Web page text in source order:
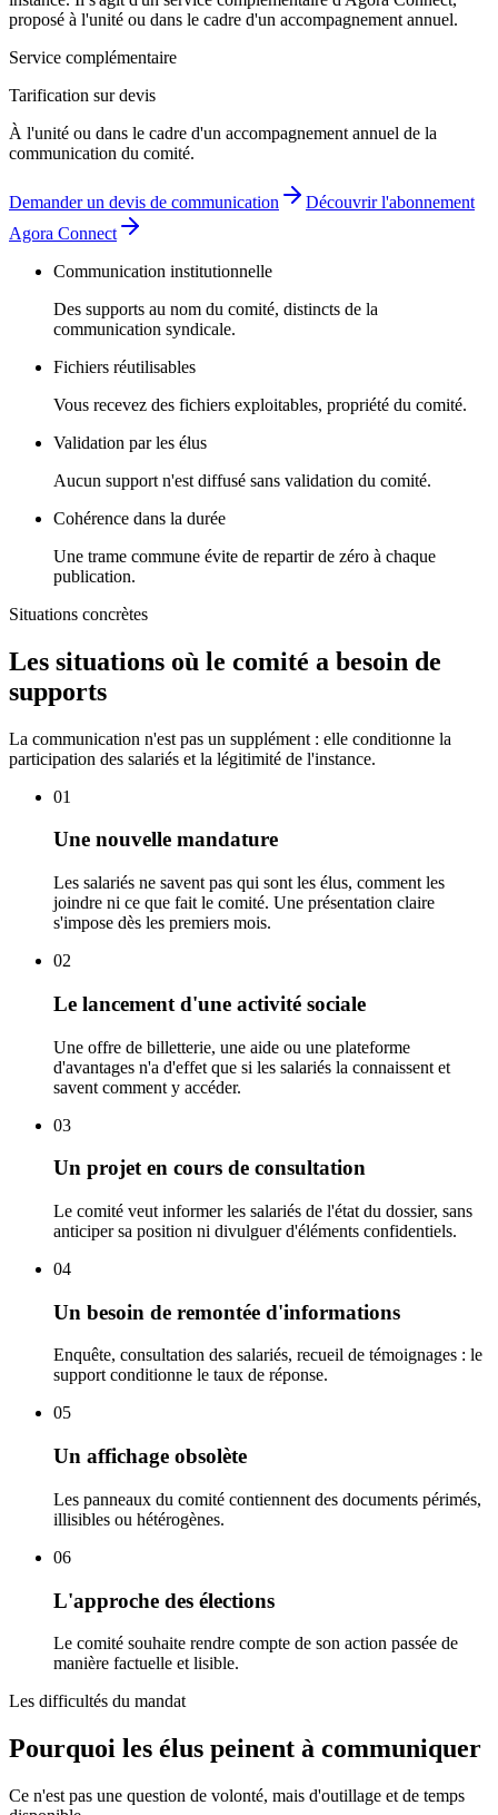
proposé à l'unité ou dans le cadre d'un accompagnement annuel.
Service complémentaire
Tarification sur devis
À l'unité ou dans le cadre d'un accompagnement annuel de la
communication du comité.
Demander un devis de communication
Découvrir l'abonnement
Agora Connect
Communication institutionnelle
Des supports au nom du comité, distincts de la
communication syndicale.
Fichiers réutilisables
Vous recevez des fichiers exploitables, propriété du comité.
Validation par les élus
Aucun support n'est diffusé sans validation du comité.
Cohérence dans la durée
Une trame commune évite de repartir de zéro à chaque
publication.
Situations concrètes
Les situations où le comité a besoin de
supports
La communication n'est pas un supplément : elle conditionne la
participation des salariés et la légitimité de l'instance.
01
Une nouvelle mandature
Les salariés ne savent pas qui sont les élus, comment les
joindre ni ce que fait le comité. Une présentation claire
s'impose dès les premiers mois.
02
Le lancement d'une activité sociale
Une offre de billetterie, une aide ou une plateforme
d'avantages n'a d'effet que si les salariés la connaissent et
savent comment y accéder.
03
Un projet en cours de consultation
Le comité veut informer les salariés de l'état du dossier, sans
anticiper sa position ni divulguer d'éléments confidentiels.
04
Un besoin de remontée d'informations
Enquête, consultation des salariés, recueil de témoignages : le
support conditionne le taux de réponse.
05
Un affichage obsolète
Les panneaux du comité contiennent des documents périmés,
illisibles ou hétérogènes.
06
L'approche des élections
Le comité souhaite rendre compte de son action passée de
manière factuelle et lisible.
Les difficultés du mandat
Pourquoi les élus peinent à communiquer
Ce n'est pas une question de volonté, mais d'outillage et de temps